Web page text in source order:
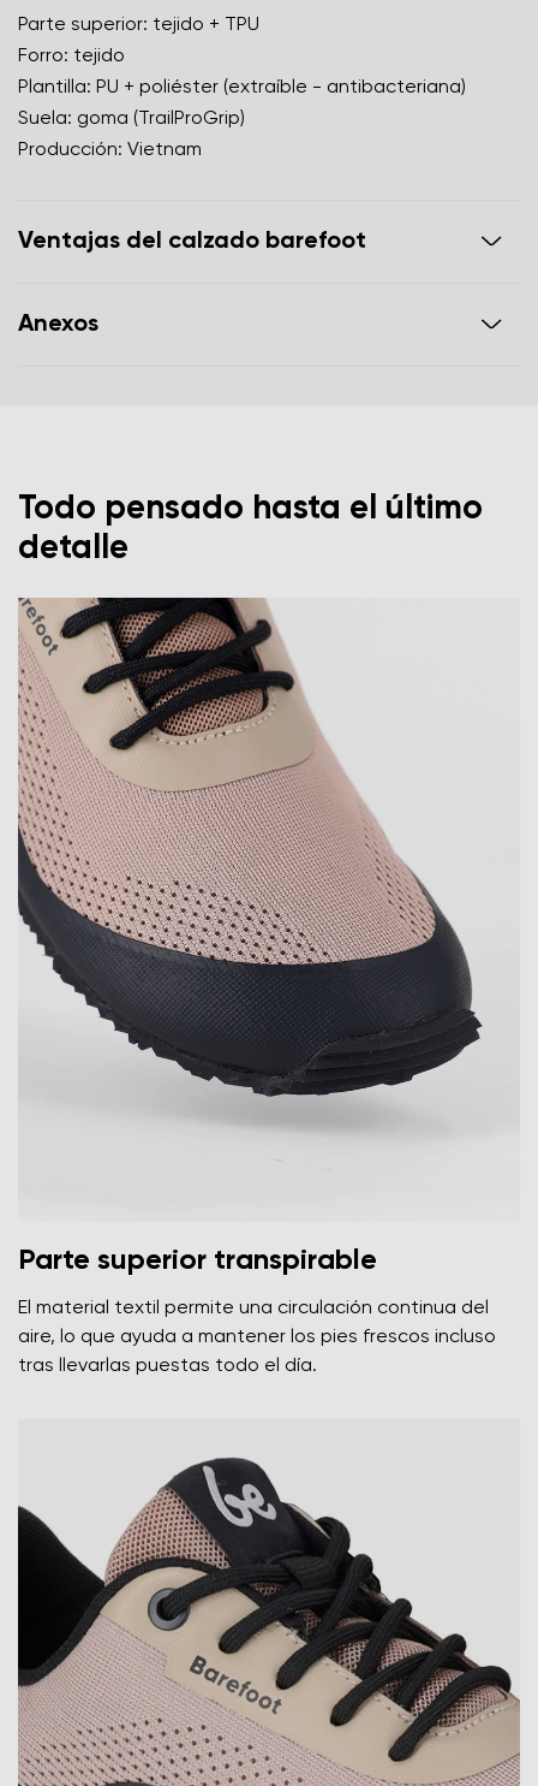
Parte superior: tejido + TPU
Forro: tejido
Plantilla: PU + poliéster (extraíble - antibacteriana)
Suela: goma (TrailProGrip)
Producción: Vietnam
Ventajas del calzado barefoot
zero drop: talón y punta en el mismo plano para una
Anexos
Todo pensado hasta el último
detalle
Parte superior transpirable
El material textil permite una circulación continua del
aire, lo que ayuda a mantener los pies frescos incluso
tras llevarlas puestas todo el día.